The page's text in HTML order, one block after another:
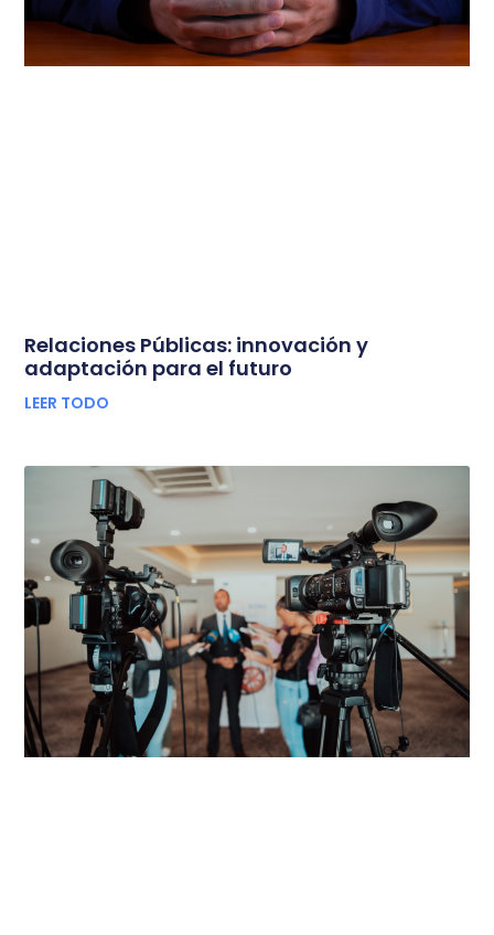
Relaciones Públicas: innovación y
adaptación para el futuro
LEER TODO